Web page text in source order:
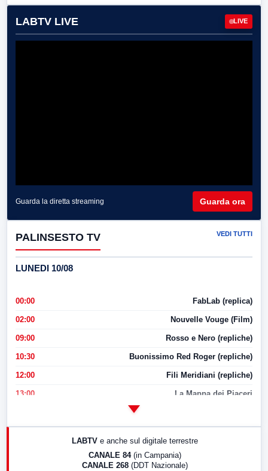
LABTV LIVE LIVE
Guarda la diretta streaming Guarda ora
PALINSESTO TV VEDI TUTTI
LUNEDI 10/08
00:00 FabLab (replica)
02:00 Nouvelle Vouge (Film)
09:00 Rosso e Nero (repliche)
10:30 Buonissimo Red Roger (repliche)
12:00 Fili Meridiani (repliche)
13:00 La Mappa dei Piaceri
LABTV e anche sul digitale terrestre
CANALE 84 (in Campania)
CANALE 268 (DDT Nazionale)